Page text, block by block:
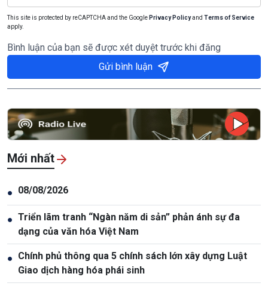
This site is protected by reCAPTCHA and the Google Privacy Policyand Terms of Service
apply.
Bình luận của bạn sẽ được xét duyệt trước khi đăng
Gửi bình luận
Mới nhất
● 08/08/2026
● Triển lãm tranh “Ngàn năm di sản” phản ánh sự đa
dạng của văn hóa Việt Nam
● Chính phủ thông qua 5 chính sách lớn xây dựng Luật
Giao dịch hàng hóa phái sinh